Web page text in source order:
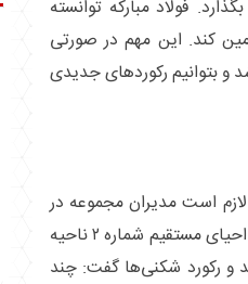
فولاد مبارکه توانسته
کند. این مهم در صورتی
و بتوانیم رکورد‌های جدیدی
لازم است مدیران مجموعه در
این زمینه توضیح دهند. یوسف مهاجری مدیر واحد احیای مستقیم شماره ۲ ناحیه
و رکورد شکنی‌ها گفت: چند